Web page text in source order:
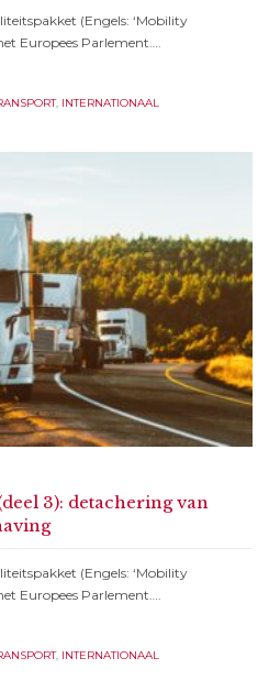
(Engels: ‘Mobility
Europees Parlement….
, INTERNATIONAAL
3): detachering van
(Engels: ‘Mobility
Europees Parlement….
, INTERNATIONAAL